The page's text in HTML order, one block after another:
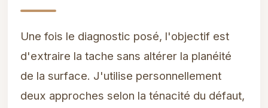
Une fois le diagnostic posé, l'objectif est
d'extraire la tache sans altérer la planéité
de la surface. J'utilise personnellement
deux approches selon la ténacité du défaut,